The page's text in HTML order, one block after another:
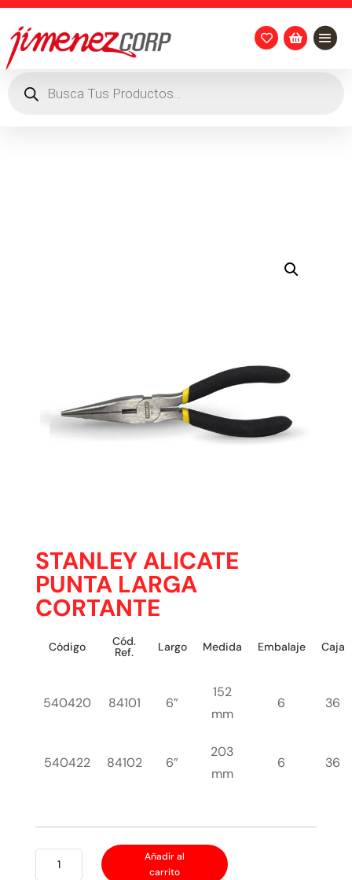
 
productos
STANLEY ALICATE
PUNTA LARGA
CORTANTE
Código Cód.
Ref. Largo Medida Embalaje Caja
540420 84101 6”
152
mm
6 36
540422 84102 6”
203
mm
6 36
Añadir al
carrito